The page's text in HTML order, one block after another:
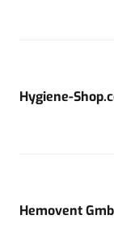
Hygiene-
Hemovent